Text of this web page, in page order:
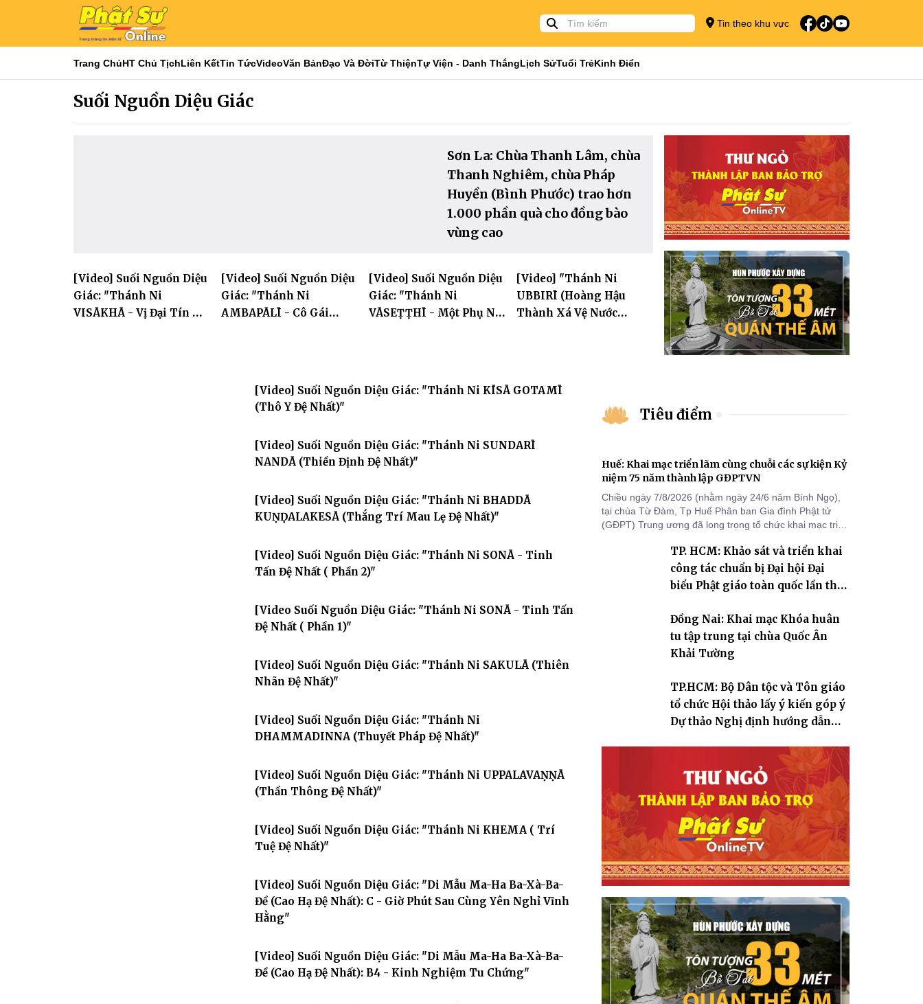
Tin theo khu vực
Trang ChủHT Chủ TịchLiên KếtTin TứcVideoVăn BảnĐạo Và ĐờiTừ ThiệnTự Viện - Danh ThắngLịch SửTuổi TrẻKinh Điển
Suối Nguồn Diệu Giác
Sơn La: Chùa Thanh Lâm, chùa
Thanh Nghiêm, chùa Pháp
Huyền (Bình Phước) trao hơn
1.000 phần quà cho đồng bào
vùng cao
[Video] Suối Nguồn Diệu
Giác: "Thánh Ni
VISĀKHĀ - Vị Đại Tín Nữ
[Video] Suối Nguồn Diệu
Giác: "Thánh Ni
AMBAPĀLĪ - Cô Gái
[Video] Suối Nguồn Diệu
Giác: "Thánh Ni
VĀSEṬṬHĪ - Một Phụ Nữ
[Video] "Thánh Ni
UBBIRĪ (Hoàng Hậu
Thành Xá Vệ Nước
[Video] Suối Nguồn Diệu Giác: "Thánh Ni KĪSĀ GOTAMĪ
(Thô Y Đệ Nhất)"
[Video] Suối Nguồn Diệu Giác: "Thánh Ni SUNDARĪ
NANDĀ (Thiền Định Đệ Nhất)"
[Video] Suối Nguồn Diệu Giác: "Thánh Ni BHADDĀ
KUṆḌALAKESĀ (Thắng Trí Mau Lẹ Đệ Nhất)"
[Video] Suối Nguồn Diệu Giác: "Thánh Ni SONĀ - Tinh
Tấn Đệ Nhất ( Phần 2)"
[Video Suối Nguồn Diệu Giác: "Thánh Ni SONĀ - Tinh Tấn
Đệ Nhất ( Phần 1)"
[Video] Suối Nguồn Diệu Giác: "Thánh Ni SAKULĀ (Thiên
Nhãn Đệ Nhất)"
[Video] Suối Nguồn Diệu Giác: "Thánh Ni
DHAMMADINNA (Thuyết Pháp Đệ Nhất)"
[Video] Suối Nguồn Diệu Giác: "Thánh Ni UPPALAVAṆṆĀ
(Thần Thông Đệ Nhất)"
[Video] Suối Nguồn Diệu Giác: "Thánh Ni KHEMA ( Trí
Tuệ Đệ Nhất)"
[Video] Suối Nguồn Diệu Giác: "Di Mẫu Ma-Ha Ba-Xà-Ba-
Đề (Cao Hạ Đệ Nhất): C - Giờ Phút Sau Cùng Yên Nghỉ Vĩnh
Hằng"
[Video] Suối Nguồn Diệu Giác: "Di Mẫu Ma-Ha Ba-Xà-Ba-
Đề (Cao Hạ Đệ Nhất): B4 - Kinh Nghiệm Tu Chứng"
Tiêu điểm
Huế: Khai mạc triển lãm cùng chuỗi các sự kiện Kỷ
niệm 75 năm thành lập GĐPTVN
Chiều ngày 7/8/2026 (nhằm ngày 24/6 năm Bính Ngọ),
tại chùa Từ Đàm, Tp Huế Phân ban Gia đình Phật tử
(GĐPT) Trung ương đã long trọng tổ chức khai mạc triển
thành lập GĐPTVN.TP. HCM: Khảo sát và triển khai
công tác chuẩn bị Đại hội Đại
biểu Phật giáo toàn quốc lần thứ
Đồng Nai: Khai mạc Khóa huân
tu tập trung tại chùa Quốc Ân
Khải Tường
TP.HCM: Bộ Dân tộc và Tôn giáo
tổ chức Hội thảo lấy ý kiến góp ý
Dự thảo Nghị định hướng dẫn